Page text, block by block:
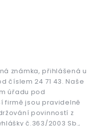
známka, přihlášená u
číslem 24 71 43. Naše
úřadu pod
firmě jsou pravidelně
povinností z
č.363/2003 Sb.,